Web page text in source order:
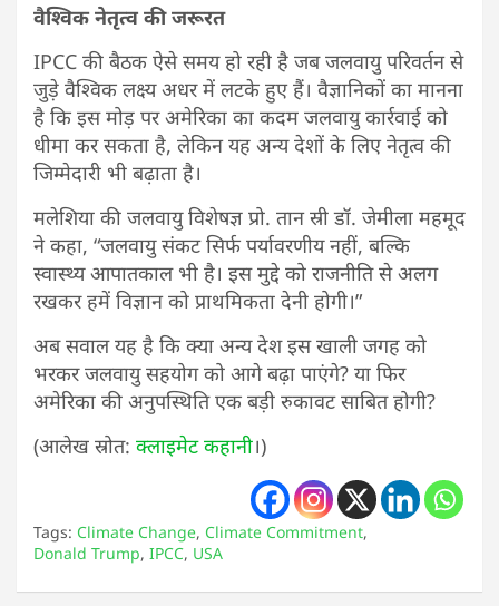
वैश्विक नेतृत्व की जरूरत
IPCC की बैठक ऐसे समय हो रही है जब जलवायु परिवर्तन से
जुड़े वैश्विक लक्ष्य अधर में लटके हुए हैं। वैज्ञानिकों का मानना
है कि इस मोड़ पर अमेरिका का कदम जलवायु कार्रवाई को
धीमा कर सकता है, लेकिन यह अन्य देशों के लिए नेतृत्व की
जिम्मेदारी भी बढ़ाता है।
मलेशिया की जलवायु विशेषज्ञ प्रो. तान स्री डॉ. जेमीला महमूद
ने कहा, “जलवायु संकट सिर्फ पर्यावरणीय नहीं, बल्कि
स्वास्थ्य आपातकाल भी है। इस मुद्दे को राजनीति से अलग
रखकर हमें विज्ञान को प्राथमिकता देनी होगी।”
अब सवाल यह है कि क्या अन्य देश इस खाली जगह को
भरकर जलवायु सहयोग को आगे बढ़ा पाएंगे? या फिर
अमेरिका की अनुपस्थिति एक बड़ी रुकावट साबित होगी?
(आलेख स्रोत: क्लाइमेट कहानी।)
Tags: Climate Change, Climate Commitment,
Donald Trump, IPCC, USA